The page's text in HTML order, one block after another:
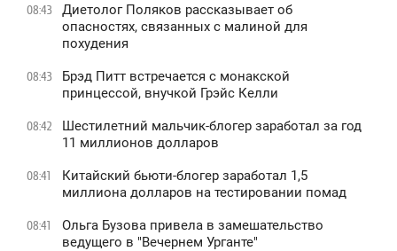
08:43
Диетолог Поляков рассказывает об
опасностях, связанных с малиной для
похудения
08:43
Брэд Питт встречается с монакской
принцессой, внучкой Грэйс Келли
08:42
Шестилетний мальчик-блогер заработал за год
11 миллионов долларов
08:41
Китайский бьюти-блогер заработал 1,5
миллиона долларов на тестировании помад
08:41
Ольга Бузова привела в замешательство
ведущего в "Вечернем Урганте"